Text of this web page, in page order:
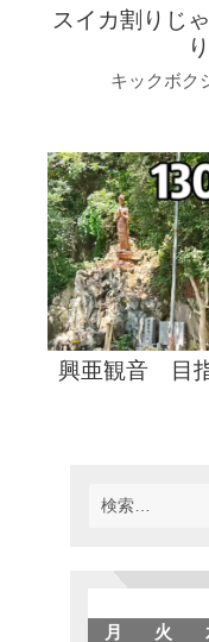
スイカ割りじ
キックボク
興亜観音 目
検
索:
月 火